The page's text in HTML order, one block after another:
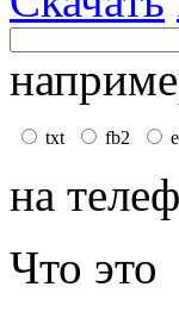
txt fb2
на
Что это